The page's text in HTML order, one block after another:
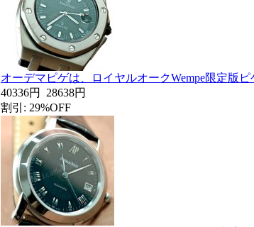
オーデマピゲは、ロイヤルオークWempe限定版
40336円
28638円
割引: 29%OFF